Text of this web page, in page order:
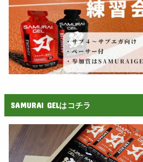
SAMURAI GELはコチラ